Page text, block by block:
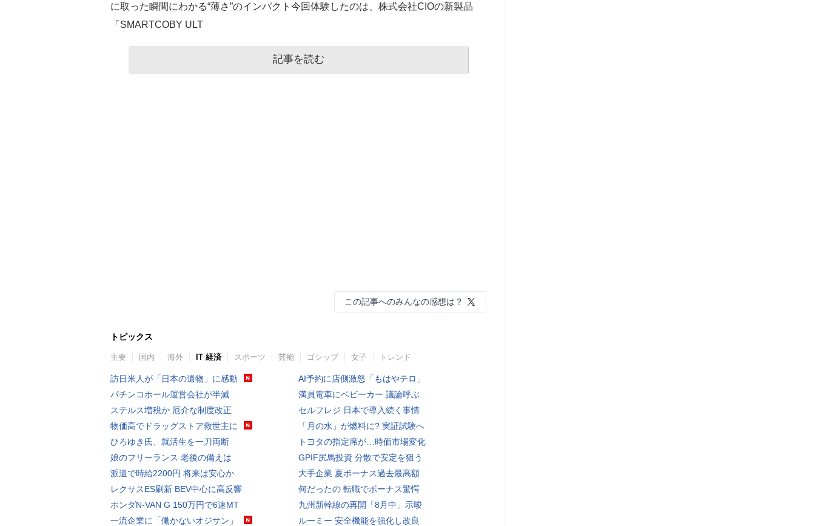
に取った瞬間にわかる“薄さ”のインパクト今回体験したのは、株式会社CIOの新製品
「SMARTCOBY ULT
記事を読む
この記事へのみんなの感想は？
トピックス
主要 国内 海外 IT 経済 スポーツ 芸能 ゴシップ 女子 トレンド
訪日米人が「日本の遺物」に感動
パチンコホール運営会社が半減
ステルス増税か 厄介な制度改正
物価高でドラッグストア救世主に
ひろゆき氏、就活生を一刀両断
娘のフリーランス 老後の備えは
派遣で時給2200円 将来は安心か
レクサスES刷新 BEV中心に高反響
ホンダN-VAN G 150万円で6速MT
一流企業に「働かないオジサン」
AI予約に店側激怒「もはやテロ」
満員電車にベビーカー 議論呼ぶ
セルフレジ 日本で導入続く事情
「月の水」が燃料に? 実証試験へ
トヨタの指定席が…時価市場変化
GPIF尻馬投資 分散で安定を狙う
大手企業 夏ボーナス過去最高額
何だったの 転職でボーナス驚愕
九州新幹線の再開「8月中」示唆
ルーミー 安全機能を強化し改良